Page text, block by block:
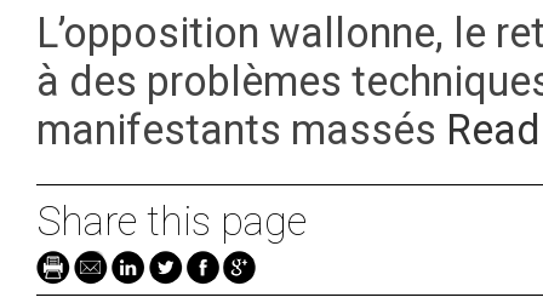
L’opposition wallonne, le
à des problèmes
manifestants massés
Share this page